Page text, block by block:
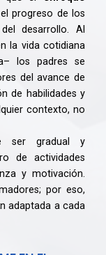
progreso de los
desarrollo. Al
la vida cotidiana
los padres se
del avance de
de habilidades y
contexto, no
ser gradual y
de actividades
y motivación.
por eso,
adaptada a cada